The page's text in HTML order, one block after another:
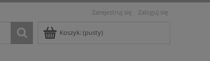
Zarejestruj się Zaloguj się
Koszyk:(pusty)